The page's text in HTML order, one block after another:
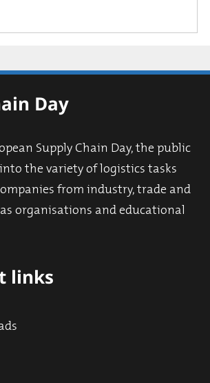
Day
Supply Chain Day, the public
the variety of logistics tasks
from industry, trade and
organisations and educational
links